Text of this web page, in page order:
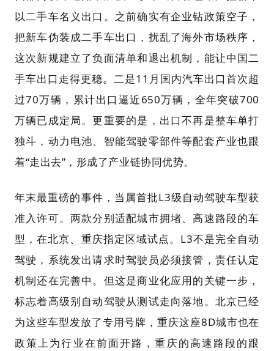
以二手车名义出口。之前确实有企业钻政策空子，
把新车伪装成二手车出口，扰乱了海外市场秩序，
这次新规建立了负面清单和退出机制，能让中国二
手车出口走得更稳。二是11月国内汽车出口首次超
过70万辆，累计出口逼近650万辆，全年突破700
万辆已成定局。更重要的是，出口不再是整车单打
独斗，动力电池、智能驾驶零部件等配套产业也跟
着“走出去”，形成了产业链协同优势。
年末最重磅的事件，当属首批L3级自动驾驶车型获
准入许可。两款分别适配城市拥堵、高速路段的车
型，在北京、重庆指定区域试点。L3不是完全自动
驾驶，系统发出请求时驾驶员必须接管，责任认定
机制还在完善中。但这是商业化应用的关键一步，
标志着高级别自动驾驶从测试走向落地。北京已经
为这些车型发放了专用号牌，重庆这座8D城市也在
政策上为行业在前面开路，重庆的高速路段的跟